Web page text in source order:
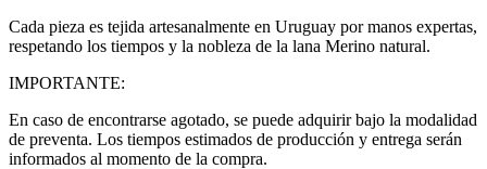
Cada pieza es tejida artesanalmente en Uruguay por manos expertas,
respetando los tiempos y la nobleza de la lana Merino natural.
IMPORTANTE:
En caso de encontrarse agotado, se puede adquirir bajo la modalidad
de preventa. Los tiempos estimados de producción y entrega serán
informados al momento de la compra.